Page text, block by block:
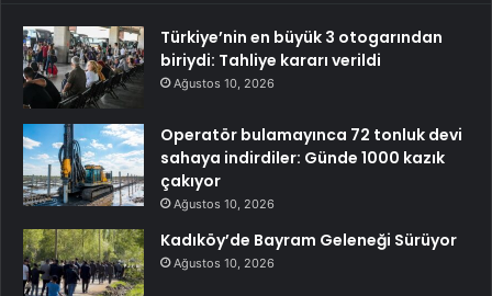
Türkiye’nin en büyük 3 otogarından
biriydi: Tahliye kararı verildi
Ağustos 10, 2026
Operatör bulamayınca 72 tonluk devi
sahaya indirdiler: Günde 1000 kazık
çakıyor
Ağustos 10, 2026
Kadıköy’de Bayram Geleneği Sürüyor
Ağustos 10, 2026